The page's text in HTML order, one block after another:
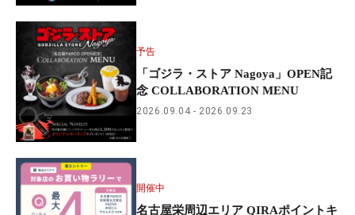
予告
「ゴジラ・ストア Nagoya」OPEN記
念 COLLABORATION MENU
2026.09.04 2026.09.23
開催中
名古屋栄周辺エリア QIRAポイントキ